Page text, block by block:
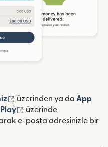
(yeni pencerede açılır)
üzerinden ya da App
açılır)(yeni pencerede açılır)
üzerinde
e-posta adresinizle bir